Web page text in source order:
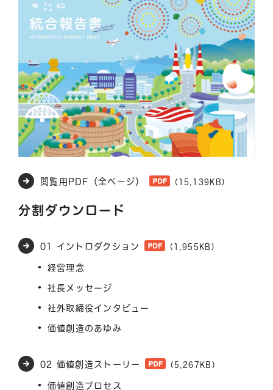
閲覧用PDF（全ページ） (15,139KB)
分割ダウンロード
01 イントロダクション (1,955KB)
経営理念
社長メッセージ
社外取締役インタビュー
価値創造のあゆみ
02 価値創造ストーリー (5,267KB)
価値創造プロセス